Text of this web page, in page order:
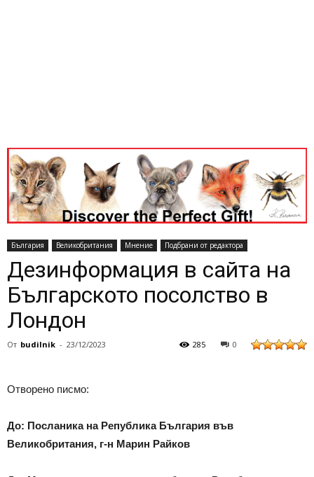
България Великобритания Мнение Подбрани от редактора
Дезинформация в сайта на
Българското посолство в
Лондон
От budilnik - 23/12/2023 0
285
Отворено писмо:
До: Посланика на Република България във
Великобритания, г-н Марин Райков